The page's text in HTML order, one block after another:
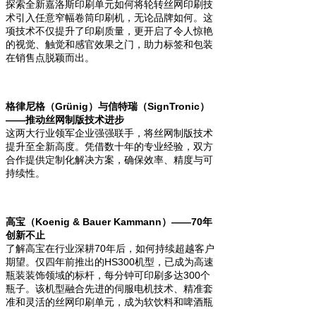
探索全新嘉洛斯印刷单元如何将轮转丝网印刷技
术引入任意窄幅卷筒印刷机，无论品牌如何。这
项技术不仅提升了印刷质量，更开启了令人惊艳
的视觉、触觉和感官效果之门，助力标签和包装
在销售点脱颖而出。
格律尼格（Grünig）与信特瑞（SignTronic）
——推动丝网制版技术进步
这两大行业领军企业强强联手，将丝网制版技术
提升至全新高度。凭借数十年的专业经验，双方
合作提供定制化解决方案，确保效率、精度与可
持续性。
高宝（Koenig & Bauer Kammann）——70年
创新不止
了解高宝在行业深耕70年后，如何持续超越客户
期望。仅四年前推出的HS300机型，已成为高速
瓶装装饰领域的标杆，每分钟可印刷多达300个
瓶子。该机型融合先进的伺服电机技术、精准套
准和灵活的丝网印刷单元，成为软饮料和啤酒瓶